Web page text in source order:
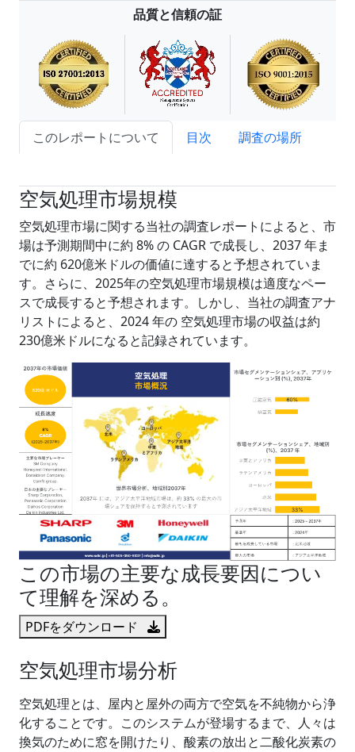
品質と信頼の証
このレポートについて 目次
調査の場所
空気処理市場規模
空気処理市場に関する当社の調査レポートによると、市
場は予測期間中に約 8% の CAGR で成長し、2037 年ま
でに約 620億米ドルの価値に達すると予想されていま
す。さらに、2025年の空気処理市場規模は適度なペー
スで成長すると予想されます。しかし、当社の調査アナ
リストによると、2024 年の 空気処理市場の収益は約
230億米ドルになると記録されています。
この市場の主要な成長要因につい
て理解を深める。
PDFをダウンロード
空気処理市場分析
空気処理とは、屋内と屋外の両方で空気を不純物から浄
化することです。このシステムが登場するまで、人々は
換気のために窓を開けたり、酸素の放出と二酸化炭素の